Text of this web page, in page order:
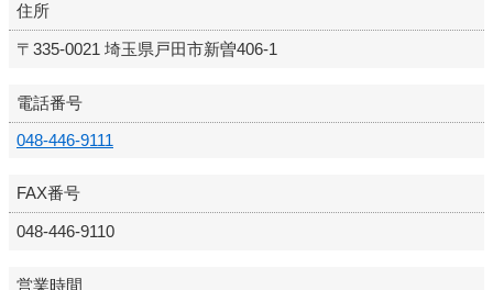
住所
〒335-0021 埼玉県戸田市新曽406-1
電話番号
048-446-9111
FAX番号
048-446-9110
営業時間